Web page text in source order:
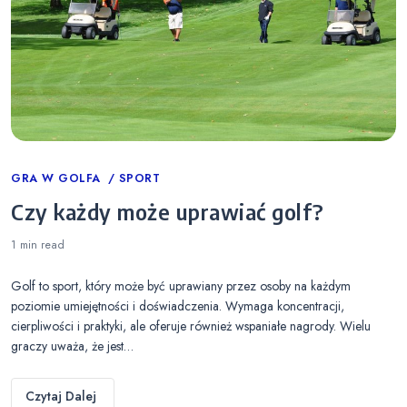
Categories
GRA W GOLFA SPORT
Czy każdy może uprawiać golf?
1 min read
Golf to sport, który może być uprawiany przez osoby na każdym
poziomie umiejętności i doświadczenia. Wymaga koncentracji,
cierpliwości i praktyki, ale oferuje również wspaniałe nagrody. Wielu
graczy uważa, że jest…
Czytaj Dalej